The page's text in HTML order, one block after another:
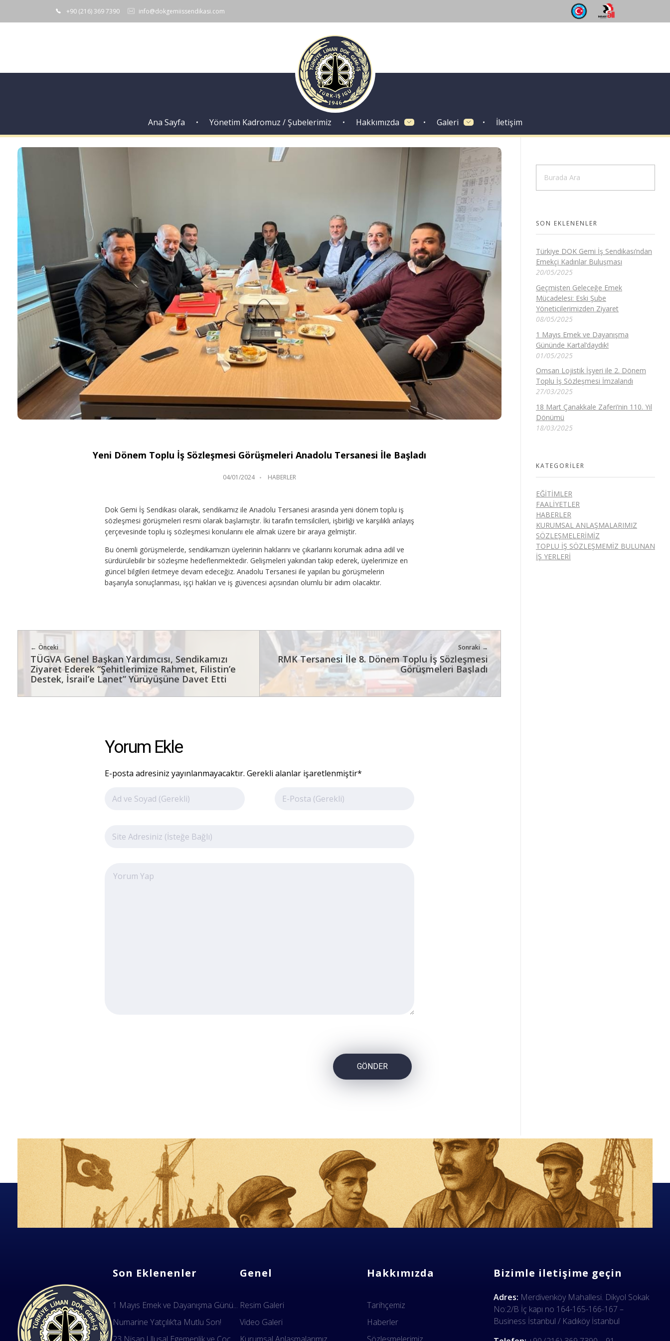
+90 (216) 369 7390 info@dokgemiissendikasi.com
Ana Sayfa Yönetim Kadromuz / Şubelerimiz Hakkımızda Galeri İletişim
Yeni Dönem Toplu İş Sözleşmesi Görüşmeleri Anadolu Tersanesi İle Başladı
04/01/2024 HABERLER
Dok Gemi İş Sendikası olarak, sendikamız ile Anadolu Tersanesi arasında yeni dönem toplu iş
sözleşmesi görüşmeleri resmi olarak başlamıştır. İki tarafın temsilcileri, işbirliği ve karşılıklı anlayış
çerçevesinde toplu iş sözleşmesi konularını ele almak üzere bir araya gelmiştir.
Bu önemli görüşmelerde, sendikamızın üyelerinin haklarını ve çıkarlarını korumak adına adil ve
sürdürülebilir bir sözleşme hedeflenmektedir. Gelişmeleri yakından takip ederek, üyelerimize en
güncel bilgileri iletmeye devam edeceğiz. Anadolu Tersanesi ile yapılan bu görüşmelerin
başarıyla sonuçlanması, işçi hakları ve iş güvencesi açısından olumlu bir adım olacaktır.
Önceki
TÜGVA Genel Başkan Yardımcısı, Sendikamızı
Ziyaret Ederek “Şehitlerimize Rahmet, Filistin’e
Destek, İsrail’e Lanet” Yürüyüşüne Davet Etti
Sonraki
RMK Tersanesi İle 8. Dönem Toplu İş Sözleşmesi
Görüşmeleri Başladı
Yorum Ekle
E-posta adresiniz yayınlanmayacaktır. Gerekli alanlar işaretlenmiştir*
SON EKLENENLER
Türkiye DOK Gemi İş Sendikası’ndan
Emekçi Kadınlar Buluşması
20/05/2025
Geçmişten Geleceğe Emek
Mücadelesi: Eski Şube
Yöneticilerimizden Ziyaret
08/05/2025
1 Mayıs Emek ve Dayanışma
Gününde Kartal’daydık!
01/05/2025
Omsan Lojistik İşyeri ile 2. Dönem
Toplu İş Sözleşmesi İmzalandı
27/03/2025
18 Mart Çanakkale Zaferi’nin 110. Yıl
Dönümü
18/03/2025
KATEGORILER
EĞITIMLER
FAALIYETLER
HABERLER
KURUMSAL ANLAŞMALARIMIZ
SÖZLEŞMELERIMIZ
TOPLU İŞ SÖZLEŞMEMIZ BULUNAN
İŞ YERLERI
Son Eklenenler
1 Mayıs Emek ve Dayanışma Günü...
Numarine Yatçılık’ta Mutlu Son!
Genel
Resim Galeri
Video Galeri
Hakkımızda
Tarihçemiz
Haberler
Bizimle iletişime geçin
Adres: Merdivenköy Mahallesi. Dikyol Sokak
No:2/B İç kapı no 164-165-166-167 –
Business İstanbul / Kadıköy İstanbul